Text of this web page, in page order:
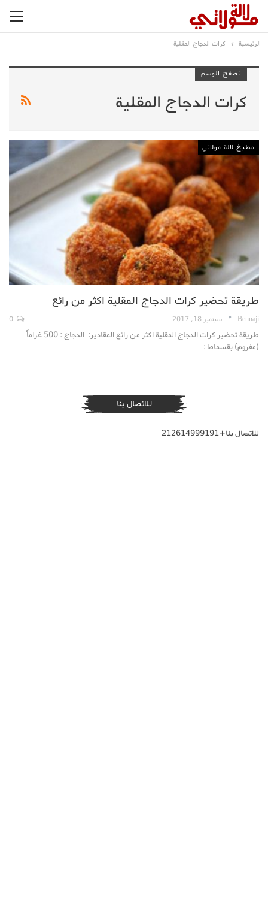
الرئيسية كرات الدجاج المقلية
تصفح الوسم
كرات الدجاج المقلية
مطبخ لالة مولاتي
طريقة تحضير كرات الدجاج المقلية اكثر من رائع
Bennaji سبتمبر 18, 2017
طريقة تحضير كرات الدجاج المقلية اكثر من رائع المقادير: الدجاج : 500 غراماً
(مفروم) بقسماط :…
للاتصال بنا
للاتصال بنا+212614999191